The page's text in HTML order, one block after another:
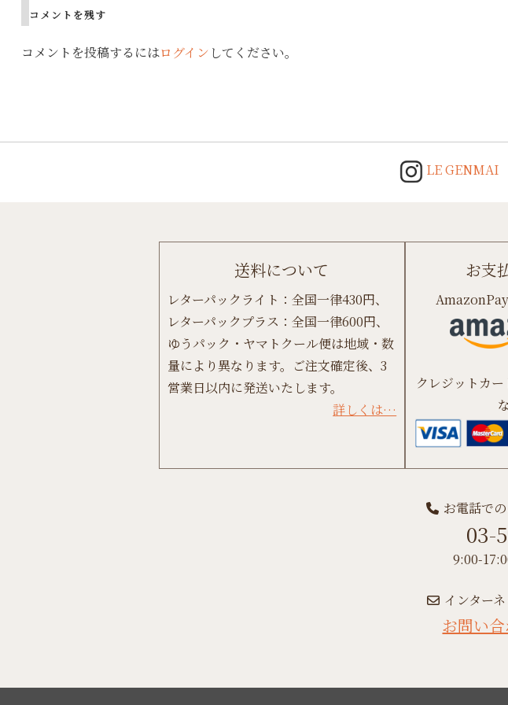
コメントを残す
コメントを投稿するにはログイン してください。
LE GENMAI
送料について
レターパックライト：全国一律430円、
レターパックプラス：全国一律600円、
ゆうパック・ヤマトクール便は地域・数
量により異なります。ご注文確定後、3
営業日以内に発送いたします。
詳しくは…
お支
AmazonPay
クレジットカ
お電話で
03-
9:00-
インター
お問い